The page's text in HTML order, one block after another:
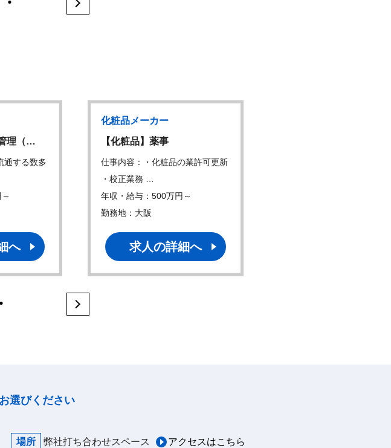
理（…
通する数多
へ
化粧品メーカー
【化粧品】薬事
仕事内容：・化粧品の業許可更新
・校正業務 …
年収・給与：500万円～
勤務地：大阪
求人の詳細へ
選びください
場所 弊社打ち合わせスペース アクセスはこちら